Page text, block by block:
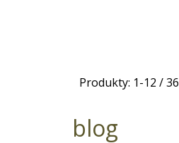
Produkty: 1-12 /36
blog